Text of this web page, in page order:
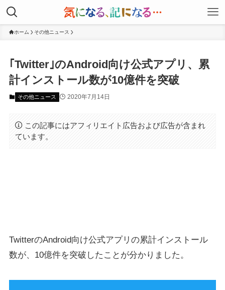
ホーム その他ニュース
｢Twitter｣のAndroid向け公式アプリ、累
計インストール数が10億件を突破
その他ニュース 2020年7月14日
この記事にはアフィリエイト広告および広告が含まれ
ています。
TwitterのAndroid向け公式アプリの累計インストール
数が、10億件を突破したことが分かりました。